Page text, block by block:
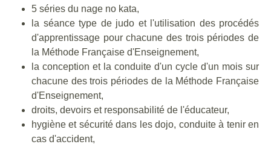
5 séries du nage no kata,
la séance type de judo et l'utilisation des procédés
d'apprentissage pour chacune des trois périodes de
la Méthode Française d'Enseignement,
la conception et la conduite d'un cycle d'un mois sur
chacune des trois périodes de la Méthode Française
d'Enseignement,
droits, devoirs et responsabilité de l'éducateur,
hygiène et sécurité dans les dojo, conduite à tenir en
cas d'accident,